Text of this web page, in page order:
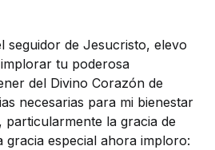
seguidor de Jesucristo, elevo
tu poderosa
del Divino Corazón de
necesarias para mi bienestar
la gracia de
gracia especial ahora imploro: